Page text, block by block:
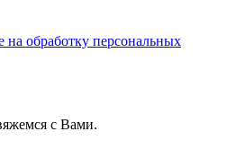
на обработку персональных
с Вами.